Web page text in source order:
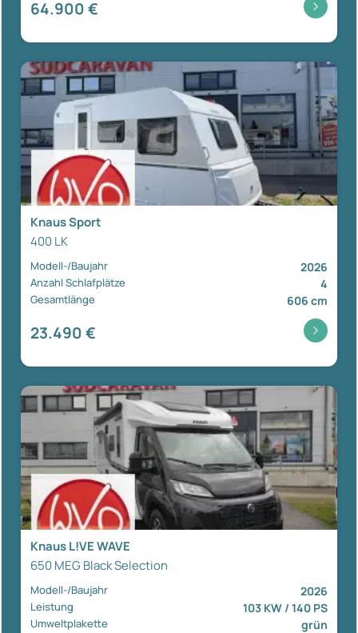
64.900 €
Knaus Sport
400 LK
Modell-/Baujahr 2026
Anzahl Schlafplätze 4
Gesamtlänge 606 cm
23.490 €
Knaus L!VE WAVE
650 MEG Black Selection
Modell-/Baujahr 2026
Leistung 103 KW / 140 PS
Umweltplakette grün